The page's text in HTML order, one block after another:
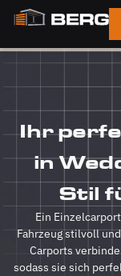
Ihr
in
Stil
Ein
Fahrzeug stilvoll
Carports
sodass sie sich